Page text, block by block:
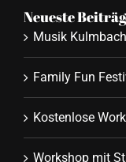
Neueste
Musik
Family Fun
Kostenlose
Workshop mit